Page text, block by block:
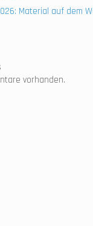
Material auf dem
vorhanden.